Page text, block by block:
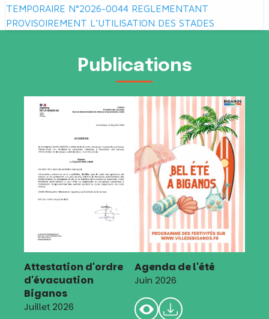
l’article
TEMPORAIRE N°2026-0044 REGLEMENTANT
PROVISOIREMENT L’UTILISATION DES STADES
Publications
Attestation d'ordre
d'évacuation
Biganos
Juillet 2026
Agenda de l'été
Juin 2026